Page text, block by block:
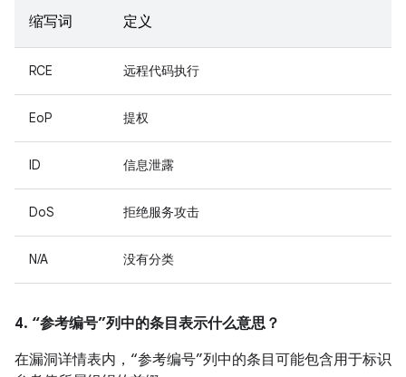
缩写词 定义
RCE 远程代码执行
EoP 提权
ID 信息泄露
DoS 拒绝服务攻击
N/A 没有分类
4. “参考编号”列中的条目表示什么意思？
在漏洞详情表内，“参考编号”列中的条目可能包含用于标识